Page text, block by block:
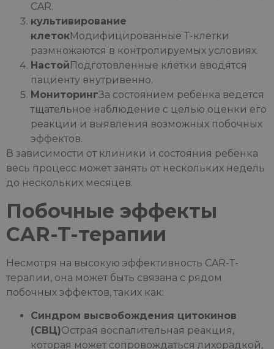
CAR.
культивирование
клетокМодифицированные Т-клетки
размножаются в контролируемых условиях.
НастойПодготовленные клетки вводятся
пациенту внутривенно.
МониторингЗа состоянием ребенка ведется
тщательное наблюдение с целью оценки его
реакции и выявления возможных побочных
эффектов.
В зависимости от клиники и состояния ребенка
весь процесс может занять от нескольких недель
до нескольких месяцев.
Побочные эффекты
CAR-T-терапии
Несмотря на высокую эффективность CAR-T-
терапии, она может быть связана с рядом
побочных эффектов, таких как:
Синдром высвобождения цитокинов
(СВЦ)Острая воспалительная реакция,
которая может сопровождаться лихорадкой,